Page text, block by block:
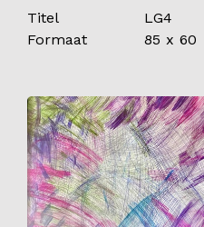
Titel
LG4
Formaat
85 x 60